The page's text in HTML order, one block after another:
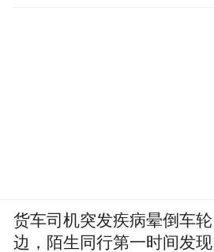
货车司机突发疾病晕倒车轮
边，陌生同行第一时间发现